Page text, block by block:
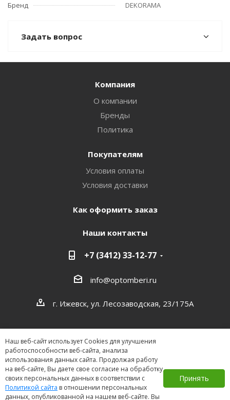
Бренд
DEKORAMA
Задать вопрос
Наш веб-сайт использует Cookies для улучшения
работоспособности веб-сайта, анализа
использования данных сайта. Продолжая работу
на веб-сайте, Вы даете свое согласие на обработку
своих персональных данных в соответствии с
Политикой сайта в отношении персональных
данных, опубликованной на нашем веб-сайте. Вы
Принять
Компания
О компании
Бренды
Политика
Покупателям
Условия оплаты
Условия доставки
Как оформить заказ
Наши контакты
+7 (3412) 33-12-77
info@optomberi.ru
г. Ижевск, ул. Лесозаводская, 23/175А
2026 ©